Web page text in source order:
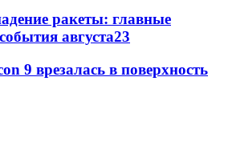
ракеты: главные
августа23
9 врезалась в поверхность